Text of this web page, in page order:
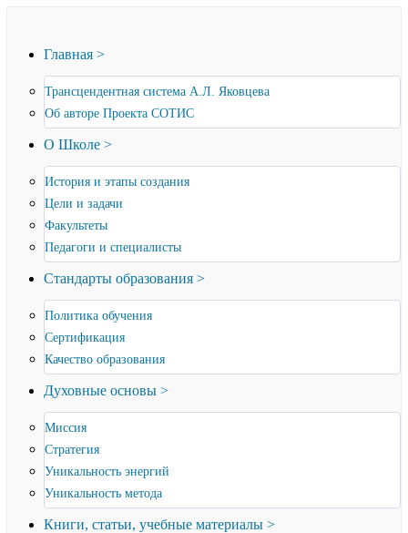
Главная >
Трансцендентная система А.Л. Яковцева
Об авторе Проекта СОТИС
О Школе >
История и этапы создания
Цели и задачи
Факультеты
Педагоги и специалисты
Стандарты образования >
Политика обучения
Сертификация
Качество образования
Духовные основы >
Миссия
Стратегия
Уникальность энергий
Уникальность метода
Книги, статьи, учебные материалы >